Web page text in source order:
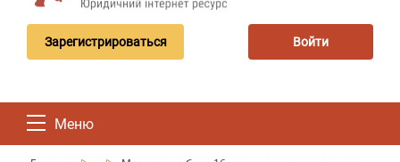
Зарегистрироваться Войти
Меню